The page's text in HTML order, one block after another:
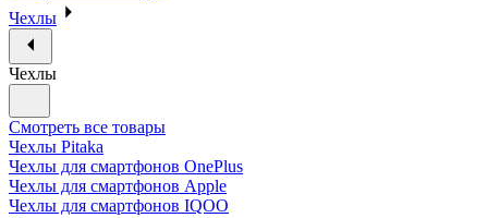
Чехлы
Чехлы
Смотреть все товары
Чехлы Pitaka
Чехлы для смартфонов OnePlus
Чехлы для смартфонов Apple
Чехлы для смартфонов IQOO